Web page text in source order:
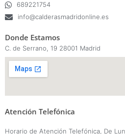
689221754
info@calderasmadridonline.es
Donde Estamos
C. de Serrano, 19 28001 Madrid
Atención Telefónica
Horario de Atención Telefónica, De